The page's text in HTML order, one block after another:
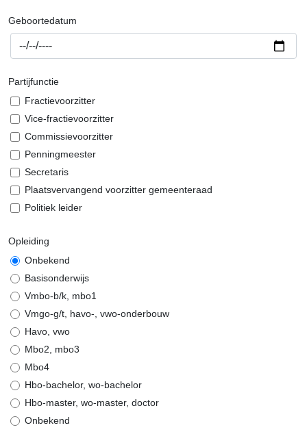
Geboortedatum
Partijfunctie
Fractievoorzitter
Vice-fractievoorzitter
Commissievoorzitter
Penningmeester
Secretaris
Plaatsvervangend voorzitter gemeenteraad
Politiek leider
Opleiding
Onbekend
Basisonderwijs
Vmbo-b/k, mbo1
Vmgo-g/t, havo-, vwo-onderbouw
Havo, vwo
Mbo2, mbo3
Mbo4
Hbo-bachelor, wo-bachelor
Hbo-master, wo-master, doctor
Onbekend